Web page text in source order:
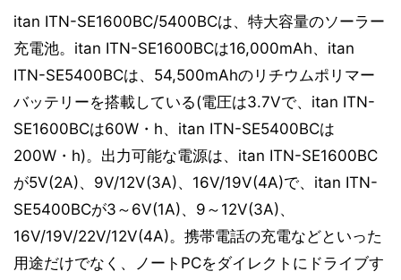
itan ITN-SE1600BC/5400BCは、特大容量のソーラー
充電池。itan ITN-SE1600BCは16,000mAh、itan
ITN-SE5400BCは、54,500mAhのリチウムポリマー
バッテリーを搭載している(電圧は3.7Vで、itan ITN-
SE1600BCは60W・h、itan ITN-SE5400BCは
200W・h)。出力可能な電源は、itan ITN-SE1600BC
が5V(2A)、9V/12V(3A)、16V/19V(4A)で、itan ITN-
SE5400BCが3～6V(1A)、9～12V(3A)、
16V/19V/22V/12V(4A)。携帯電話の充電などといった
用途だけでなく、ノートPCをダイレクトにドライブす